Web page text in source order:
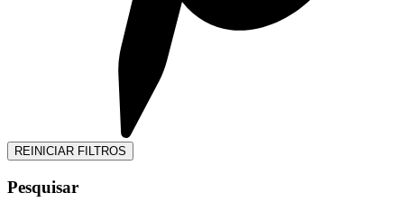
REINICIAR FILTROS
Pesquisar